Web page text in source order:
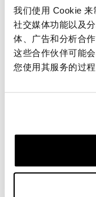
我们使用 Cookie
社交媒体功能以及
体、广告和分析合
这些合作伙伴可能
您使用其服务的过
一对与原始车把
CNC由实心铝加
为了向您提供最
信息。这些图像